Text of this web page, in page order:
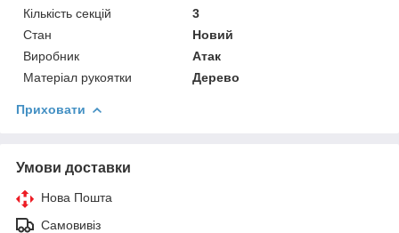
Кількість секцій
3
Стан
Новий
Виробник
Атак
Матеріал рукоятки
Дерево
Приховати
Умови доставки
Нова Пошта
Самовивіз